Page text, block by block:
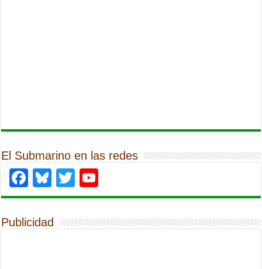
El Submarino en las redes
Facebook
Bluesky
Twitter
Publicidad